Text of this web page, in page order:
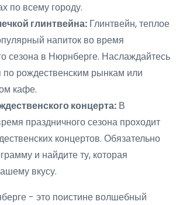
по всему городу.
глинтвейна: Глинтвейн, теплое
напиток во время
сезона в Нюрнберге. Наслаждайтесь
по рождественским рынкам или
кафе.
концерта: В
праздничного сезона проходит
концертов. Обязательно
и найдите ту, которая
вкусу.
- это поистине волшебный